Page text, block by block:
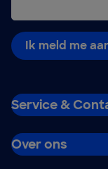
Ik meld me
Service &
Over ons